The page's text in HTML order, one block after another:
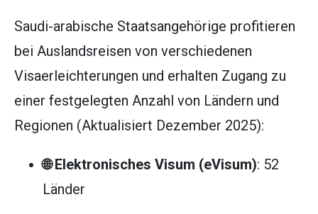
Saudi-arabische Staatsangehörige profitieren
bei Auslandsreisen von verschiedenen
Visaerleichterungen und erhalten Zugang zu
einer festgelegten Anzahl von Ländern und
Regionen (Aktualisiert Dezember 2025):
🌐 Elektronisches Visum (eVisum): 52
Länder